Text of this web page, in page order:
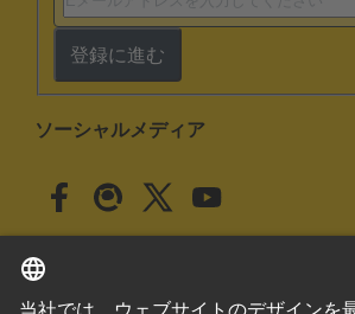
登録に進む
ソーシャルメディア